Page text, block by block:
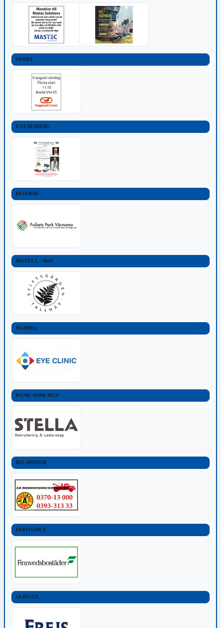
SPORT
EVENEMANG
DIVERSE
HOTELL - MAT
HANDEL
BANK-JOBB-HUS
BIL-MOTOR
FASTIGHET
SERVICE